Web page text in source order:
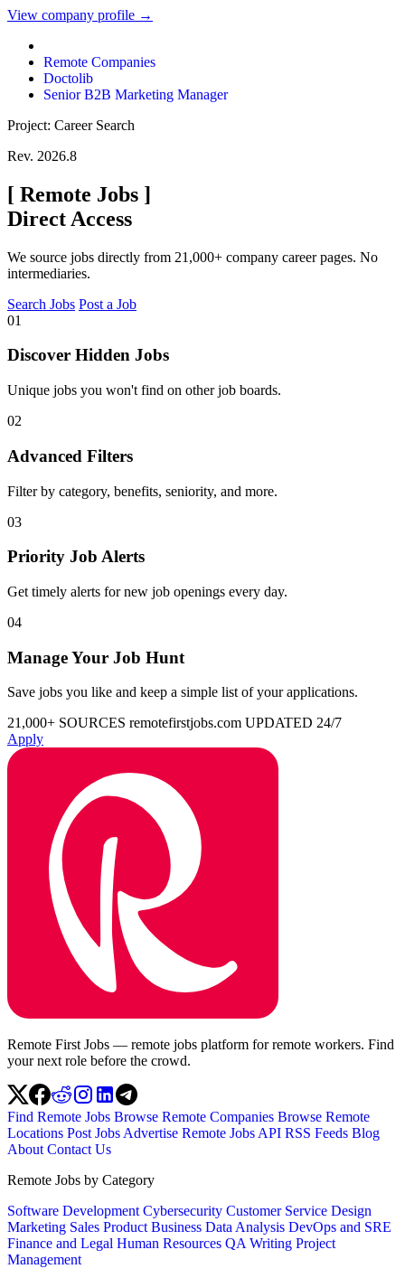
View company profile →
Remote Companies
Doctolib
Senior B2B Marketing Manager
Project: Career Search
Rev. 2026.8
[ Remote Jobs ]
Direct Access
We source jobs directly from 21,000+ company career pages. No
intermediaries.
Search Jobs Post a Job
01
Discover Hidden Jobs
Unique jobs you won't find on other job boards.
02
Advanced Filters
Filter by category, benefits, seniority, and more.
03
Priority Job Alerts
Get timely alerts for new job openings every day.
04
Manage Your Job Hunt
Save jobs you like and keep a simple list of your applications.
21,000+ SOURCES remotefirstjobs.com UPDATED 24/7
Apply
Remote First Jobs — remote jobs platform for remote workers. Find
your next role before the crowd.
Find Remote Jobs Browse Remote Companies Browse Remote
Locations Post JobsAdvertise Remote Jobs API RSS Feeds Blog
AboutContact Us
Remote Jobs by Category
Software DevelopmentCybersecurity Customer Service Design
Marketing Sales ProductBusiness Data Analysis DevOps and SRE
Finance and Legal Human Resources QAWriting Project
Management